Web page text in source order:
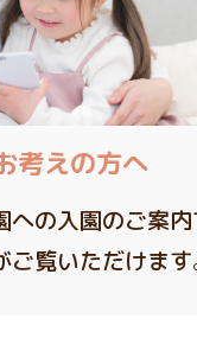
考えの方へ
の入園のご案内
覧いただけます